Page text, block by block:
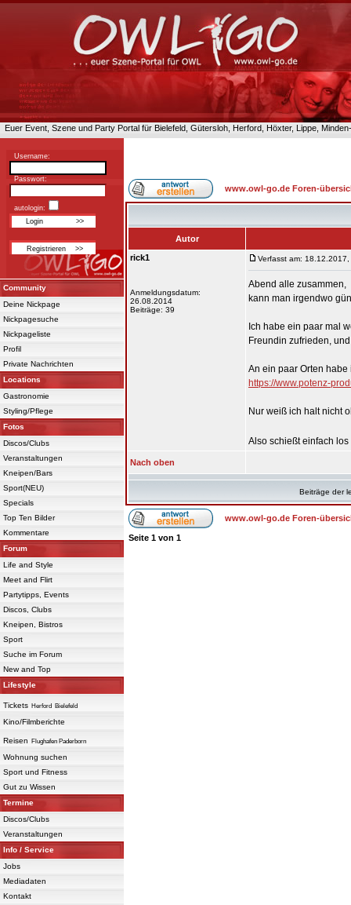
Euer Event, Szene und Party Portal für Bielefeld, Gütersloh, Herford, Höxter, Lippe,
Username:
Passwort:
autologin:
Community
Deine Nickpage
Nickpagesuche
Nickpageliste
Profil
Private Nachrichten
Locations
Gastronomie
Styling/Pflege
Fotos
Discos/Clubs
Veranstaltungen
Kneipen/Bars
Sport(NEU)
Specials
Top Ten Bilder
Kommentare
Forum
Life and Style
Meet and Flirt
Partytipps, Events
Discos, Clubs
Kneipen, Bistros
Sport
Suche im Forum
New and Top
Lifestyle
Tickets Herford Bielefeld
Kino/Filmberichte
Reisen Flughafen Paderborn
Wohnung suchen
Sport und Fitness
Gut zu Wissen
Termine
Discos/Clubs
Veranstaltungen
Info / Service
Jobs
Mediadaten
Kontakt
www.owl-go.de Foren-
Autor
rick1
Anmeldungsdatum:
26.08.2014
Beiträge: 39
Verfasst am:
Abend alle zusammen,
kann man irgendwo
Ich habe ein paar mal
Freundin zufrieden,
An ein paar Orten
https://www.potenz-
Nur weiß ich halt nicht
Also schießt einfach los
Nach oben
Beiträge der
www.owl-go.de Foren-
Seite 1 von 1